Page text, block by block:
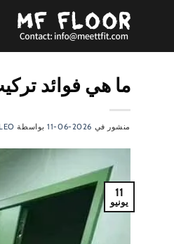
ما هي فوائد
منشور في 2026-06-11 بواسطة LEO
11
يونيو